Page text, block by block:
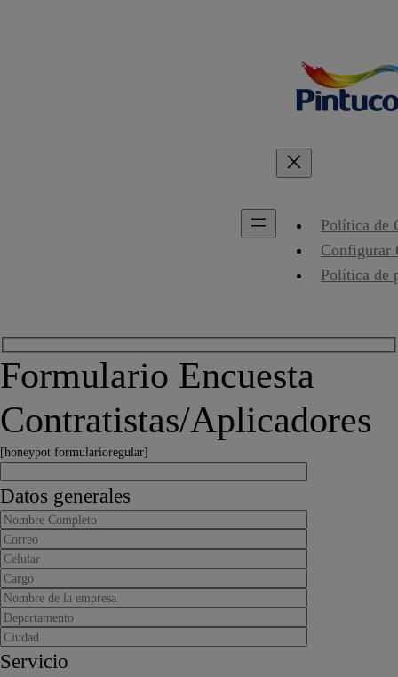
Política de
Configurar
Política de
Formulario Encuesta
Contratistas/Aplicadores
[honeypot formularioregular]
Datos generales
Servicio